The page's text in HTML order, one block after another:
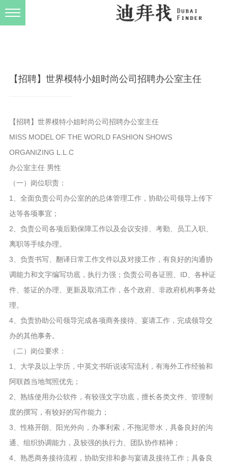
【招聘】世界模特小姐时尚公司招聘办公室主任
【招聘】世界模特小姐时尚公司招聘办公室主任
MISS MODEL OF THE WORLD FASHION SHOWS
ORGANIZING L.L.C
办公室主任 男性
（一）岗位职责：
1、全面负责公司办公室的的总体管理工作，协助公司领导上传下
达等各项事宜；
2、负责公司各项后勤保障工作以及会议安排、考勤、员工入职、
离职等手续办理。
3、负责书写、翻译日常工作文件以及对接工作，有良好的沟通协
调能力和文字编写功底，执行力强；负责公司各证照、ID、各种证
件、签证的办理、更新及取消工作，各个政府、非政府机构事务处
理。
4、负责协助公司领导完成各项商务接待、宴请工作，完成领导交
办的其他事务。
（二）岗位要求：
1、大学及以上学历，中英文书听说读写流利，有海外工作经验和
阿联酋当地驾照优先；
2、熟练使用办公软件，有较强文字功底，擅长各类文件、管理制
度的撰写，有较好的写作能力；
3、性格开朗、阳光外向，办事利索，不拖泥带水，具备良好的沟
通、组织协调能力，及较强的执行力、团队协作精神；
4、熟悉商务接待流程，协助安排和参与宴请及接待工作；具备良